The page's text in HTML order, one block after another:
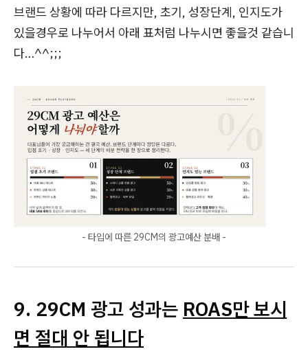
브랜드 상황에 따라 다르지만, 초기, 성장단계, 인지도가
있을경우로 나누어서 아래 표처럼 나누시면 좋을것 같습니
다…^^;;;
- 타입에 따른 29CM의 광고예산 분배 -
9. 29CM 광고 성과는 ROAS만 보시
면 절대 안 됩니다